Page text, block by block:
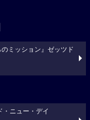
のミッション』ゼッツド
ニュー・デイ